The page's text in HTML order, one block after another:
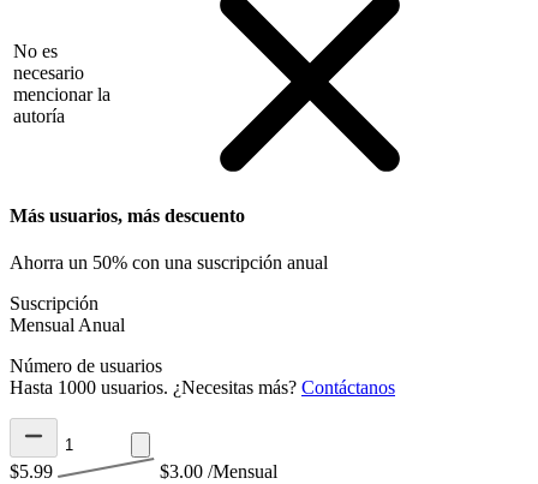
No es
necesario
mencionar la
autoría
Más usuarios, más descuento
Ahorra un 50% con una suscripción anual
Suscripción
Mensual Anual
Número de usuarios
Hasta 1000 usuarios. ¿Necesitas más? Contáctanos
$5.99 $3.00 /Mensual